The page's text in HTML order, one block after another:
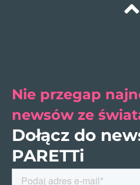
Nie przegap
newsów ze
Dołącz do
PARETTi